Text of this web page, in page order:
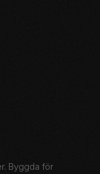
Byggda för